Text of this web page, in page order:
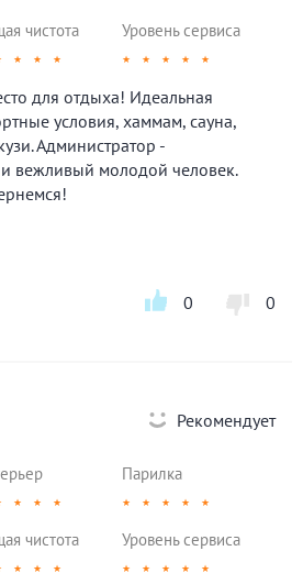
чистота
★ ★ ★
Уровень сервиса
★ ★ ★ ★ ★
для отдыха! Идеальная
условия, хаммам, сауна,
Администратор -
вежливый молодой человек.
0 0
Рекомендует
★ ★ ★
Парилка
★ ★ ★ ★ ★
чистота
★ ★ ★
Уровень сервиса
★ ★ ★ ★ ★